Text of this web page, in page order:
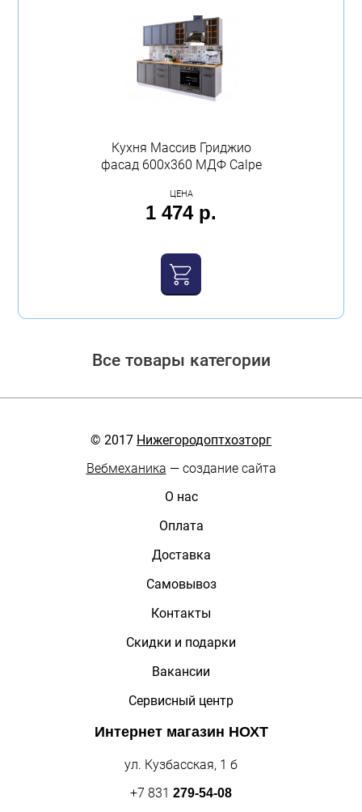
Кухня Массив Гриджио
фасад 600х360 МДФ Calpe
ЦЕНА
1 474 р.
Все товары категории
© 2017 Нижегородоптхозторг
Вебмеханика — создание сайта
О нас
Оплата
Доставка
Самовывоз
Контакты
Скидки и подарки
Вакансии
Сервисный центр
Интернет магазин НОХТ
ул. Кузбасская, 1 б
+7 831 279-54-08